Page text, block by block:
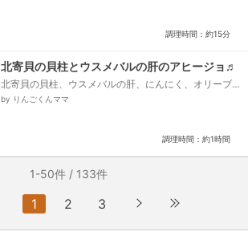
調理時間：約15分
北寄貝の貝柱とウスメバルの肝のアヒージョ♬
北寄貝の貝柱、ウスメバルの肝、にんにく、オリーブ
オイル、塩、パセリ
by りんごくんママ
調理時間：約1時間
1-50件 / 133件
1 2 3